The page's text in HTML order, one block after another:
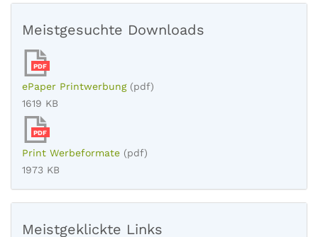
Meistgesuchte Downloads
PDF
ePaper Printwerbung (pdf)
1619 KB
PDF
Print Werbeformate (pdf)
1973 KB
Meistgeklickte Links